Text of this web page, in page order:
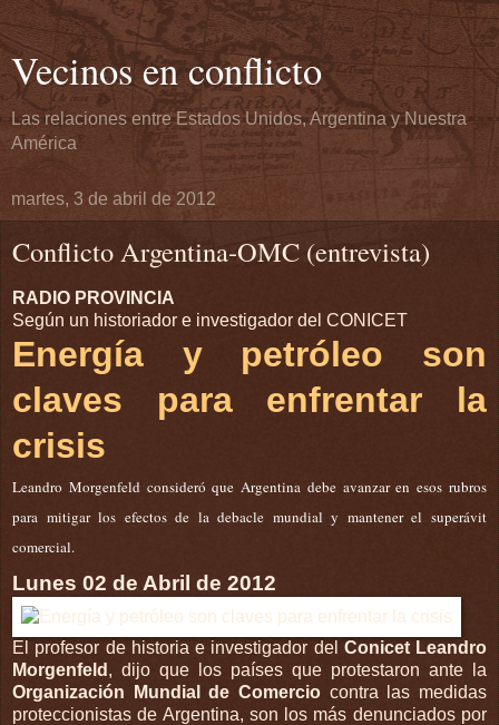
Vecinos en conflicto
Las relaciones entre Estados Unidos, Argentina y Nuestra
América
martes, 3 de abril de 2012
Conflicto Argentina-OMC (entrevista)
RADIO PROVINCIA
Según un historiador e investigador del CONICET
Energía y petróleo son
claves para enfrentar la
crisis
Leandro Morgenfeld consideró que Argentina debe avanzar en esos rubros
para mitigar los efectos de la debacle mundial y mantener el superávit
comercial.
Lunes 02 de Abril de 2012
El profesor de historia e investigador del Conicet Leandro
Morgenfeld , dijo que los países que protestaron ante la
Organización Mundial de Comercio contra las medidas
proteccionistas de Argentina, son los más denunciados por